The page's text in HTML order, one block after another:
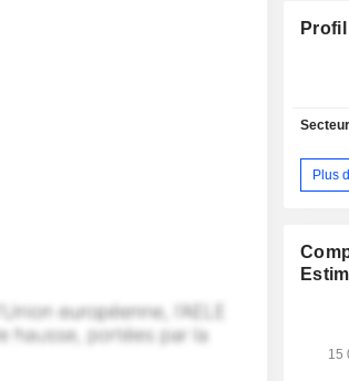
Secteur
Plus